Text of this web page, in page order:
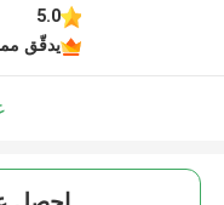
5.0
يدقّق